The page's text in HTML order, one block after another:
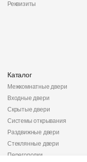
Реквизиты
Каталог
Межкомнатные двери
Входные двери
Скрытые двери
Системы открывания
Раздвижные двери
Стеклянные двери
Перегородки